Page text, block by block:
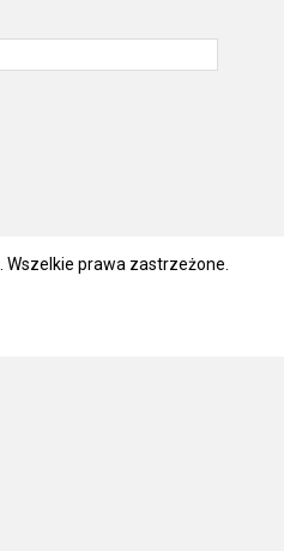
. Wszelkie prawa zastrzeżone.